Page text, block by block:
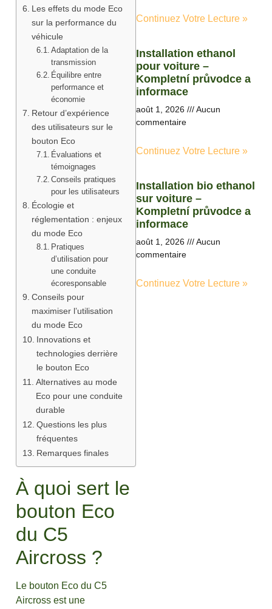
Les effets du mode Eco
sur la performance du
véhicule
Adaptation de la
transmission
Équilibre entre
performance et
économie
Retour d’expérience
des utilisateurs sur le
bouton Eco
Évaluations et
témoignages
Conseils pratiques
pour les utilisateurs
Écologie et
réglementation : enjeux
du mode Eco
Pratiques
d’utilisation pour
une conduite
écoresponsable
Conseils pour
maximiser l’utilisation
du mode Eco
Innovations et
technologies derrière
le bouton Eco
Alternatives au mode
Eco pour une conduite
durable
Questions les plus
fréquentes
Remarques finales
À quoi sert le
bouton Eco
du C5
Aircross ?
Le bouton Eco du C5
Aircross est une
Continuez Votre Lecture »
Installation ethanol
pour voiture –
Kompletní průvodce a
informace
août 1, 2026
Aucun
commentaire
Continuez Votre Lecture »
Installation bio ethanol
sur voiture –
Kompletní průvodce a
informace
août 1, 2026
Aucun
commentaire
Continuez Votre Lecture »